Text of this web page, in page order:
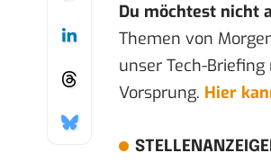
Du möchtest nicht
Themen von
unser Tech-
Vorsprung. Hier